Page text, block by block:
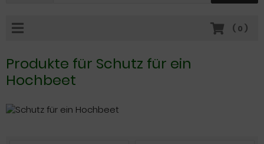
( 0 )
Produkte für Schutz für ein
Hochbeet